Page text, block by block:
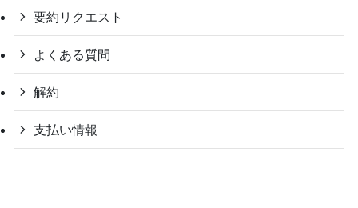
要約リクエスト
よくある質問
解約
支払い情報